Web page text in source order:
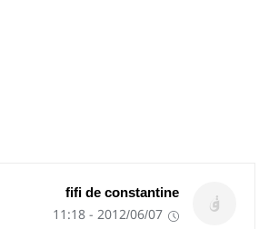
fifi de constantine
2012/06/07 - 11:18